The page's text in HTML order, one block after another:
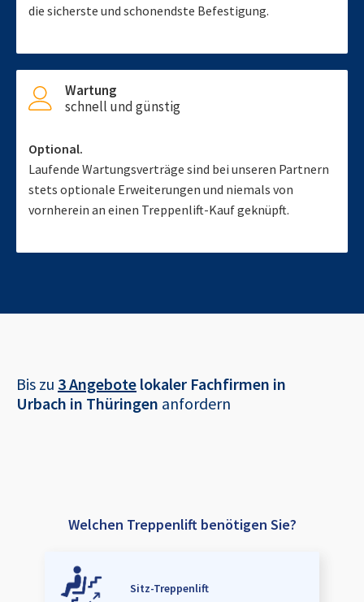
die sicherste und schonendste Befestigung.
Wartung
schnell und günstig
Optional.
Laufende Wartungsverträge sind bei unseren Partnern
stets optionale Erweiterungen und niemals von
vornherein an einen Treppenlift-Kauf geknüpft.
Bis zu 3 Angebote lokaler Fachfirmen in
Urbach in Thüringen anfordern
Welchen Treppenlift benötigen Sie?
Sitz-Treppenlift